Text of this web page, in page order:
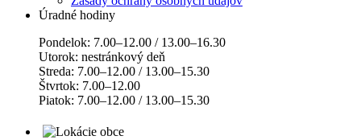
Úradné hodiny
Pondelok: 7.00–12.00 / 13.00–16.30
Utorok: nestránkový deň
Streda: 7.00–12.00 / 13.00–15.30
Štvrtok: 7.00–12.00
Piatok: 7.00–12.00 / 13.00–15.30